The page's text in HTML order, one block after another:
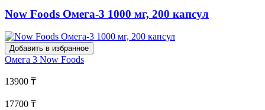
Now Foods Омега-3 1000 мг, 200 капсул
Добавить в избранное
Омега 3 Now Foods
13900 ₸
17700 ₸